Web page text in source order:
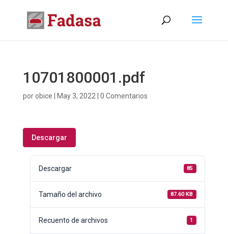
10701800001.pdf
porobice May 3, 2022 0 Comentarios
Descargar
Descargar 85
Tamaño del archivo 87.60 KB
Recuento de archivos 1